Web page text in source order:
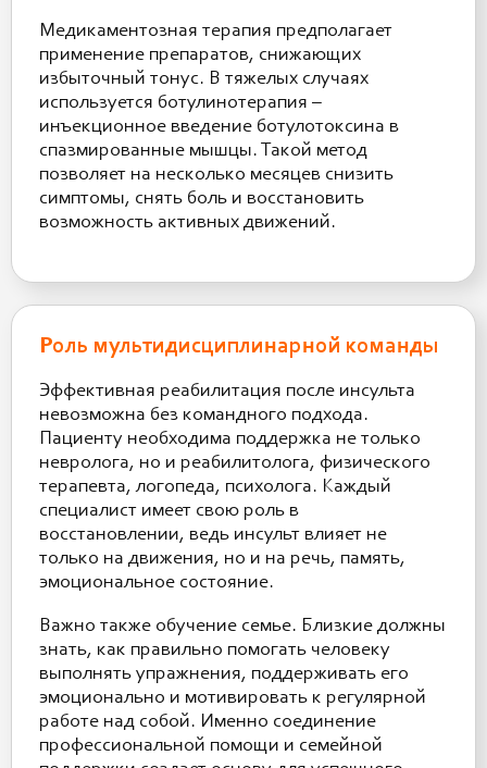
Медикаментозная терапия предполагает
применение препаратов, снижающих
избыточный тонус. В тяжелых случаях
используется ботулинотерапия –
инъекционное введение ботулотоксина в
спазмированные мышцы. Такой метод
позволяет на несколько месяцев снизить
симптомы, снять боль и восстановить
возможность активных движений.
Роль мультидисциплинарной команды
Эффективная реабилитация после инсульта
невозможна без командного подхода.
Пациенту необходима поддержка не только
невролога, но и реабилитолога, физического
терапевта, логопеда, психолога. Каждый
специалист имеет свою роль в
восстановлении, ведь инсульт влияет не
только на движения, но и на речь, память,
эмоциональное состояние.
Важно также обучение семье. Близкие должны
знать, как правильно помогать человеку
выполнять упражнения, поддерживать его
эмоционально и мотивировать к регулярной
работе над собой. Именно соединение
профессиональной помощи и семейной